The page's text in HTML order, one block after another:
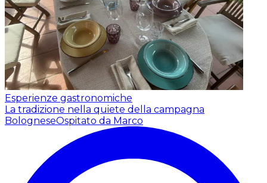
Esperienze gastronomiche
La tradizione nella quiete della campagna
BologneseOspitato da Marco